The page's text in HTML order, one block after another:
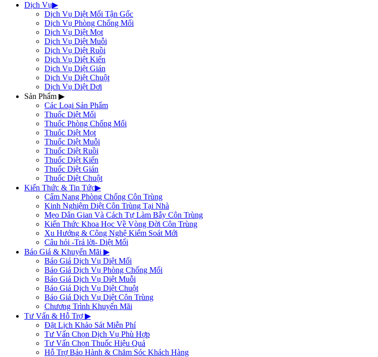
Dịch Vụ▶
Dịch Vụ Diệt Mối Tận Gốc
Dịch Vụ Phòng Chống Mối
Dịch Vụ Diệt Mọt
Dịch Vụ Diệt Muỗi
Dịch Vụ Diệt Ruồi
Dịch Vụ Diệt Kiến
Dịch Vụ Diệt Gián
Dịch Vụ Diệt Chuột
Dịch Vụ Diệt Dơi
Sản Phẩm ▶
Các Loại Sản Phẩm
Thuốc Diệt Mối
Thuốc Phòng Chống Mối
Thuốc Diệt Mọt
Thuốc Diệt Muỗi
Thuốc Diệt Ruồi
Thuốc Diệt Kiến
Thuốc Diệt Gián
Thuốc Diệt Chuột
Kiến Thức & Tin Tức▶
Cẩm Nang Phòng Chống Côn Trùng
Kinh Nghiệm Diệt Côn Trùng Tại Nhà
Mẹo Dân Gian Và Cách Tự Làm Bẫy Côn Trùng
Kiến Thức Khoa Học Về Vòng Đời Côn Trùng
Xu Hướng & Công Nghệ Kiểm Soát Mới
Câu hỏi -Trả lời- Diệt Mối
Báo Giá & Khuyến Mãi ▶
Báo Giá Dịch Vụ Diệt Mối
Báo Giá Dịch Vụ Phòng Chống Mối
Báo Giá Dịch Vụ Diệt Muỗi
Báo Giá Dịch Vụ Diệt Chuột
Báo Giá Dịch Vụ Diệt Côn Trùng
Chương Trình Khuyến Mãi
Tư Vấn & Hỗ Trợ▶
Đặt Lịch Khảo Sát Miễn Phí
Tư Vấn Chọn Dịch Vụ Phù Hợp
Tư Vấn Chọn Thuốc Hiệu Quả
Hỗ Trợ Bảo Hành & Chăm Sóc Khách Hàng